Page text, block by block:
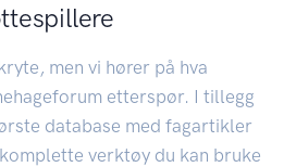
men vi hører på hva
etterspør. I tillegg
database med fagartikler
verktøy du kan bruke